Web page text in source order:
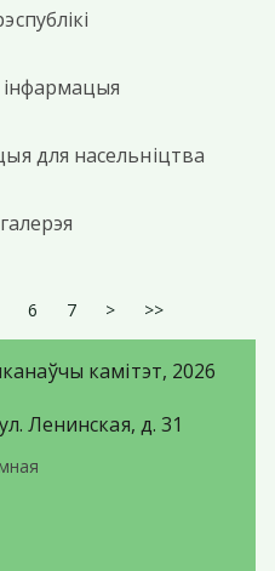
для насельніцтва
6 7 > >>
камітэт, 2026
Ленинская, д. 31